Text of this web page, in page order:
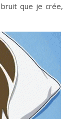
que je crée,